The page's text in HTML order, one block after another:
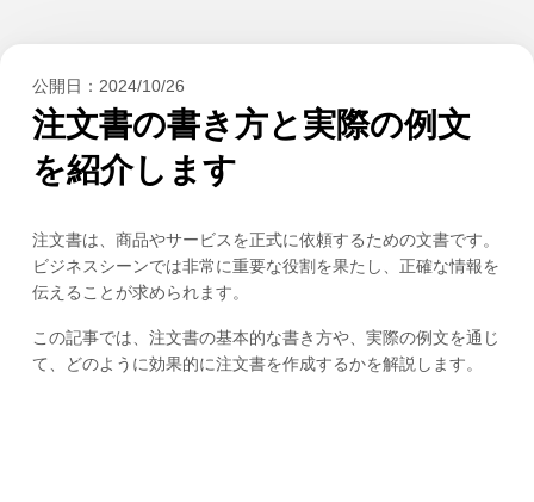
公開日： 2024/10/26
注文書の書き方と実際の例文
を紹介します
注文書は、商品やサービスを正式に依頼するための文書です。
ビジネスシーンでは非常に重要な役割を果たし、正確な情報を
伝えることが求められます。
この記事では、注文書の基本的な書き方や、実際の例文を通じ
て、どのように効果的に注文書を作成するかを解説します。